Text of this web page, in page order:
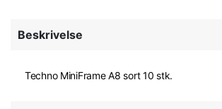
Beskrivelse
Techno MiniFrame A8 sort 10 stk.